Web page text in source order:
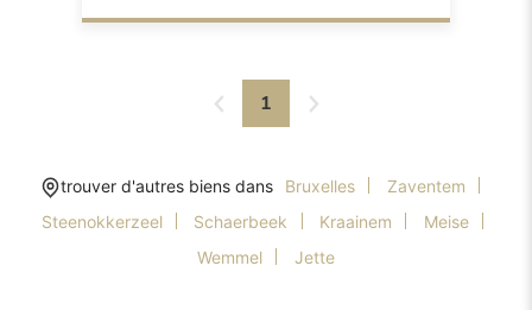
1
trouver d'autres biens dans Bruxelles
Zaventem
Steenokkerzeel
Schaerbeek Kraainem
Meise
Wemmel
Jette